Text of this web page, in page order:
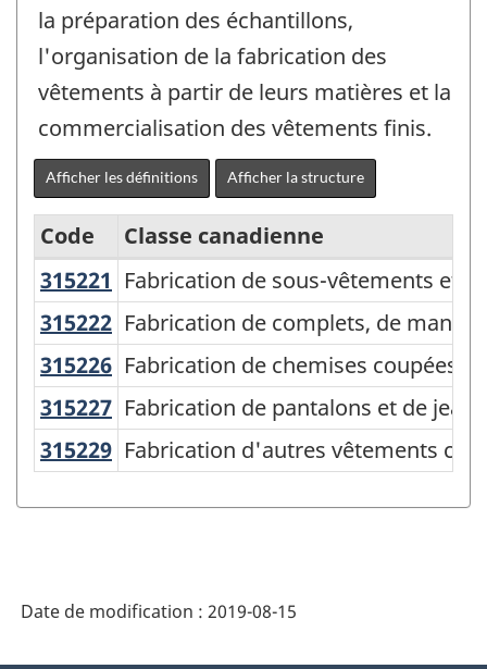
la préparation des échantillons,
l'organisation de la fabrication des
vêtements à partir de leurs matières et la
commercialisation des vêtements finis.
Afficher les définitions Afficher la structure
Système
de
classification
des
industries
de
l'Amérique
(SCIAN)
Code
Classe canadienne
315221 Fabrication de sous-vêtements
Fabrication de sous-vêtements et
315222 Fabrication de complets, de
Fabrication de complets, de
315226 Fabrication de chemises
Fabrication de chemises coupées-
315227 Fabrication de pantalons et de
Fabrication de pantalons et de
315229 Fabrication d'autres vêtements
Fabrication d'autres vêtements
Date de modification : 2019-08-15